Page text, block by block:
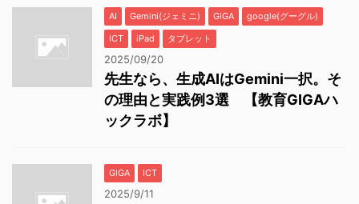
AI Gemini(ジェミニ) GIGA
google(グーグル)
ICT
iPad タブレット
2025/09/20
先生なら、生成AIはGemini一択。そ
の理由と実践例3選 【教育GIGAハ
ックラボ】
GIGA ICT
2025/9/11